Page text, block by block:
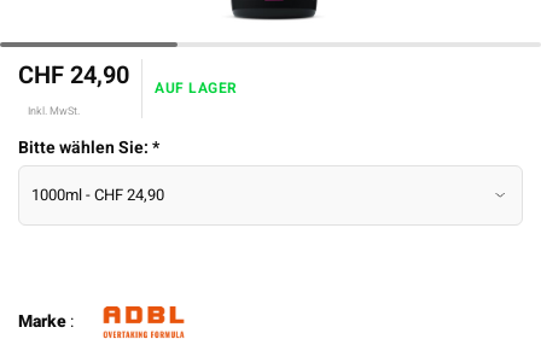
CHF 24,90
Inkl. MwSt.
AUF LAGER
Bitte wählen Sie:*
Marke: